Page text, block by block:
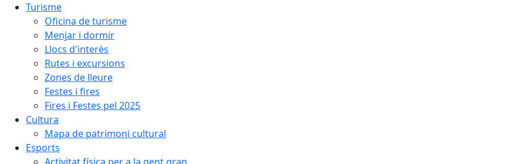
Turisme
Oficina de turisme
Menjar i dormir
Llocs d'interès
Rutes i excursions
Zones de lleure
Festes i fires
Fires i Festes pel 2025
Cultura
Mapa de patrimoni cultural
Esports